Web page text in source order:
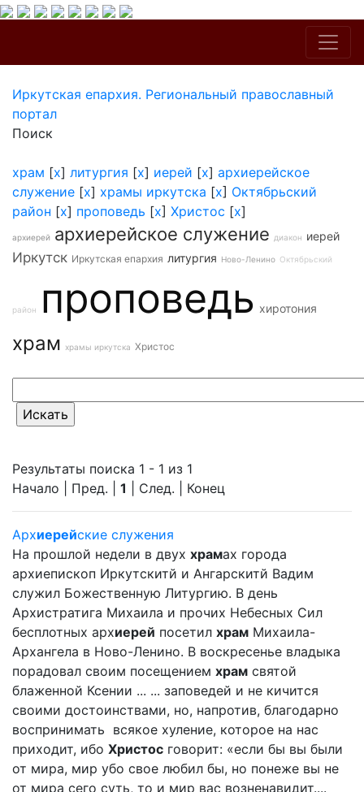
Иркутская епархия. Региональный православный
портал
Поиск
храм [x] литургия [x] иерей [x] архиерейское
служение [x] храмы иркутска [x] Октябрьский
район [x] проповедь [x] Христос [x]
архиерей архиерейское служение диакон иерей
Иркутск Иркутская епархия литургия Ново-Ленино Октябрьский
район проповедь хиротония
храм храмы иркутска Христос
Результаты поиска 1 - 1 из 1
Начало | Пред. | 1 | След. | Конец
Архиерейские служения
На прошлой недели в двух храмах города
архиепископ Иркутскитй и Ангарскитй Вадим
служил Божественную Литургию. В день
Архистратига Михаила и прочих Небесных Сил
бесплотных архиерей посетил храм Михаила-
Архангела в Ново-Ленино. В воскресенье владыка
порадовал своим посещением храм святой
блаженной Ксении ... ... заповедей и не кичится
своими достоинствами, но, напротив, благодарно
воспринимать всякое хуление, которое на нас
приходит, ибо Христос говорит: «если бы вы были
от мира, мир убо свое любил бы, но понеже вы не
от мира сего суть, то и мир вас возненавидит....